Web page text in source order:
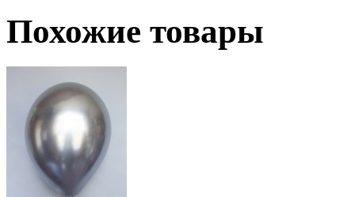
Похожие товары